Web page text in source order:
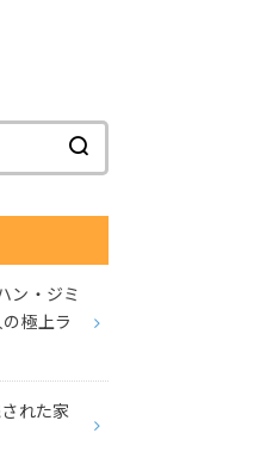
ン・ジミ
極上ラ
れた家